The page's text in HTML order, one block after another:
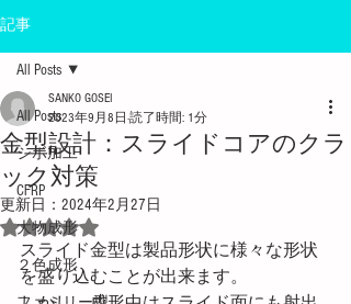
記事
All Posts
シボ加工
CFRP
大物成形
２色成形
All Posts
金型設計：スライドコアのクラ
ック対策
SANKO GOSEI
2023年9月8日 読了時間: 1分
更新日： 2024年2月27日
5つ星のうちNaNと評価されています。
スライド金型は製品形状に様々な形状
を盛り込むことが出来ます。